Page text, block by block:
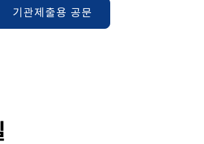
기관제출용 공문